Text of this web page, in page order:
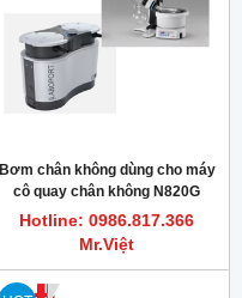
Bơm chân không dùng cho máy
cô quay chân không N820G
KNF
Hotline: 0986.817.366
Mr.Việt